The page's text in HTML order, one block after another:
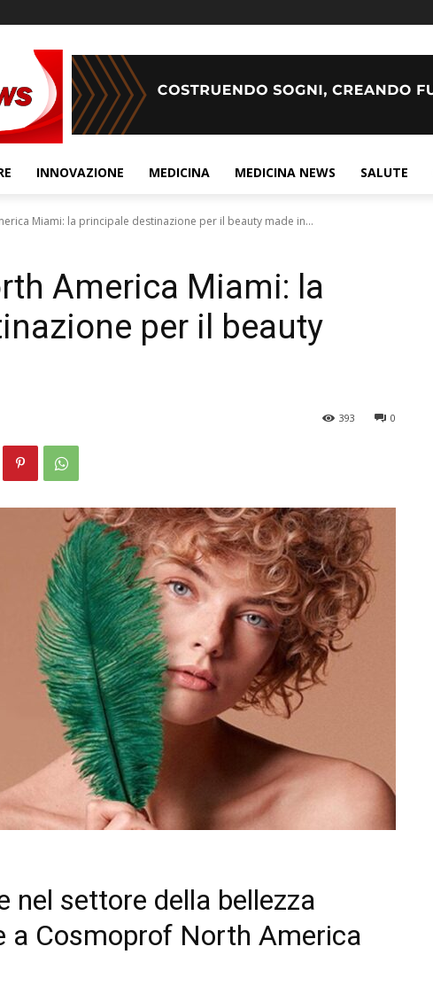
INNOVAZIONE MEDICINA MEDICINA NEWS SALUTE
Miami: la principale destinazione per il beauty made in...
America Miami: la
per il beauty
0
393
nel settore della bellezza
a Cosmoprof North America